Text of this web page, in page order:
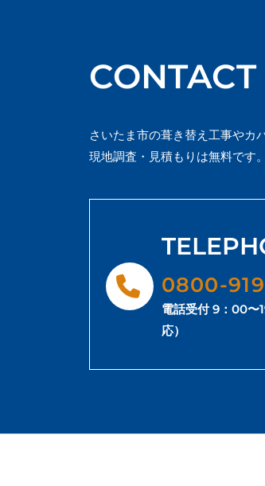
CONTACT
さいたま市の葺き替え工事やカ
現地調査・見積もりは無料です。
0800-
電話受付 9：00〜
応）